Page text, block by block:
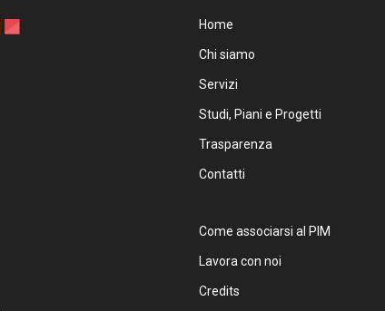
Home
Chi siamo
Servizi
Studi, Piani e Progetti
Trasparenza
Contatti
Come associarsi al PIM
Lavora con noi
Credits